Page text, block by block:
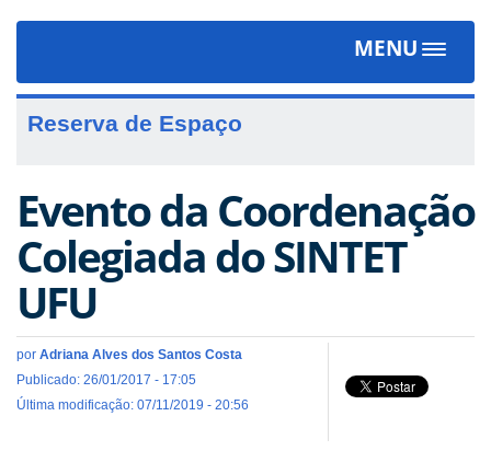
MENU
Toggle
Reserva de Espaço
Evento da Coordenação
Colegiada do SINTET
UFU
por Adriana Alves dos Santos Costa
Publicado: 26/01/2017 - 17:05
Última modificação: 07/11/2019 - 20:56